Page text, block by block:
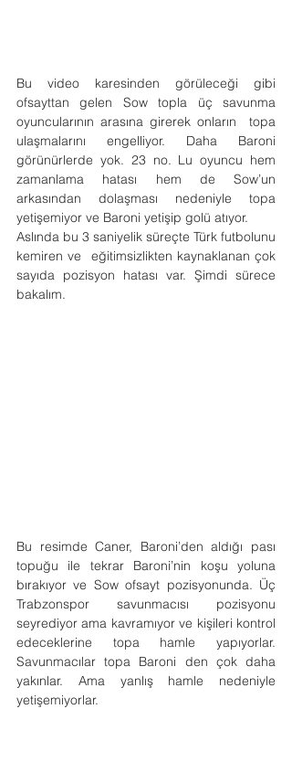
Bu video karesinden görüleceği gibi
ofsayttan gelen Sow topla üç savunma
oyuncularının arasına girerek onların  topa
ulaşmalarını engelliyor. Daha Baroni
görünürlerde yok. 23 no. Lu oyuncu hem
zamanlama hatası hem de Sow’un
arkasından dolaşması nedeniyle topa
yetişemiyor ve Baroni yetişip golü atıyor.
Aslında bu 3 saniyelik süreçte Türk futbolunu
kemiren ve  eğitimsizlikten kaynaklanan çok
sayıda pozisyon hatası var. Şimdi sürece
bakalım.
Bu resimde Caner, Baroni’den aldığı pası
topuğu ile tekrar Baroni’nin koşu yoluna
bırakıyor ve Sow ofsayt pozisyonunda. Üç
Trabzonspor savunmacısı pozisyonu
seyrediyor ama kavramıyor ve kişileri kontrol
edeceklerine topa hamle yapıyorlar.
Savunmacılar topa Baroni den çok daha
yakınlar. Ama yanlış hamle nedeniyle
yetişemiyorlar.